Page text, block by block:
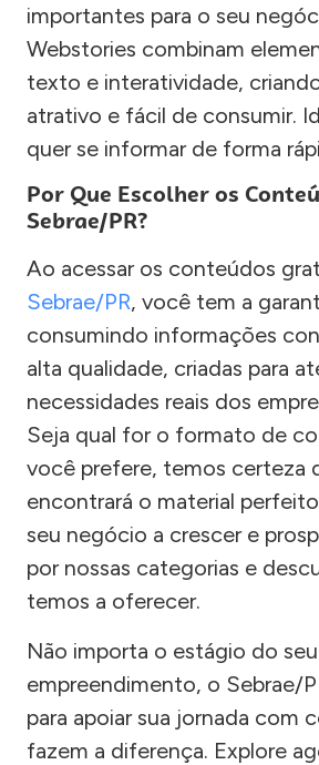
importantes para o seu
Webstories combinam
texto e interatividade,
atrativo e fácil de consumir.
quer se informar de forma
Por Que Escolher os
Sebrae/PR?
Ao acessar os conteúdos
Sebrae/PR, você tem a
consumindo informações
alta qualidade, criadas para
necessidades reais dos
Seja qual for o formato de
você prefere, temos certeza
encontrará o material
seu negócio a crescer e
por nossas categorias e
temos a oferecer.
Não importa o estágio do seu
empreendimento, o Sebrae/
para apoiar sua jornada com
fazem a diferença. Explore